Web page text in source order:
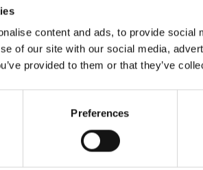
content and ads, to provide
of our site with our social media,
provided to them or that they’ve
Preferences
ONTDEK ALLE
barst van de kunstgaleries, allemaal op
de maand, van maart t/m november struin